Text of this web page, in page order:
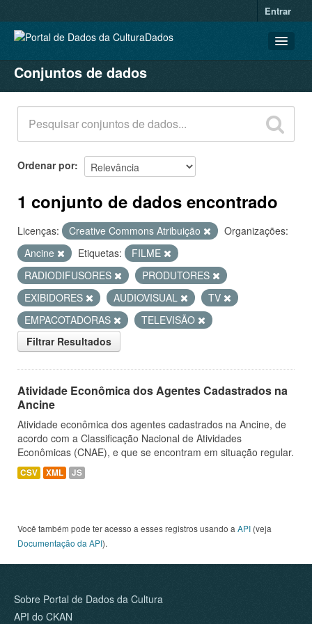
Entrar
CONJUNTOS DE DADOS
ORGANIZAÇÕES
GRUPOS
SOBRE
Conjuntos de dados
Ordenar por
1 conjunto de dados encontrado
Licenças: Creative Commons Atribuição
Organizações:
Ancine
Etiquetas:
FILME
RADIODIFUSORES
PRODUTORES
EXIBIDORES
AUDIOVISUAL
TV
EMPACOTADORAS
TELEVISÃO
Filtrar Resultados
Atividade Econômica dos Agentes Cadastrados na
Ancine
Atividade econômica dos agentes cadastrados na Ancine, de
acordo com a Classificação Nacional de Atividades
Econômicas (CNAE), e que se encontram em situação regular.
CSV XML JS
Você também pode ter acesso a esses registros usando a API (veja
Documentação da API).
Sobre Portal de Dados da Cultura
API do CKAN